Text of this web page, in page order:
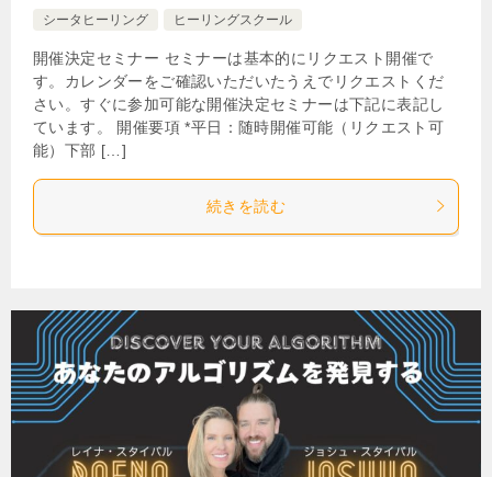
シータヒーリング ヒーリングスクール
開催決定セミナー セミナーは基本的にリクエスト開催で
す。カレンダーをご確認いただいたうえでリクエストくだ
さい。すぐに参加可能な開催決定セミナーは下記に表記し
ています。 開催要項 *平日：随時開催可能（リクエスト可
能）下部 […]
続きを読む